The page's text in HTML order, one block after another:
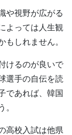
や視野が広がる
よっては人生観
もしれません。
けるのが良いで
選手の自伝を読
であれば、韓国
。
高校入試は他県